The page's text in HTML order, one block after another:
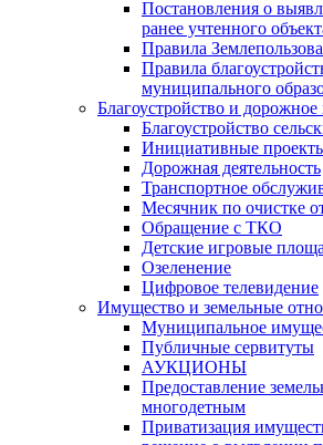
Постановления о
ранее учтенного
Правила
Правила
муниципального
Благоустройство и дорожное
Благоустройство
Инициативные
Дорожная деятельность
Транспортное
Месячник по очистке
Обращение с ТКО
Детские игровые
Озеленение
Цифровое телевидение
Имущество и земельные
Муниципальное
Публичные сервитуты
АУКЦИОНЫ
Предоставление
многодетным
Приватизация